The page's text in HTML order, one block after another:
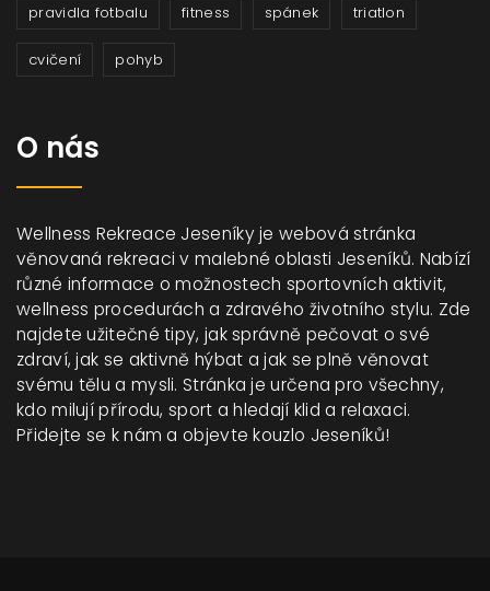
pravidla fotbalu fitness spánek triatlon
cvičení pohyb
O nás
Wellness Rekreace Jeseníky je webová stránka
věnovaná rekreaci v malebné oblasti Jeseníků. Nabízí
různé informace o možnostech sportovních aktivit,
wellness procedurách a zdravého životního stylu. Zde
najdete užitečné tipy, jak správně pečovat o své
zdraví, jak se aktivně hýbat a jak se plně věnovat
svému tělu a mysli. Stránka je určena pro všechny,
kdo milují přírodu, sport a hledají klid a relaxaci.
Přidejte se k nám a objevte kouzlo Jeseníků!